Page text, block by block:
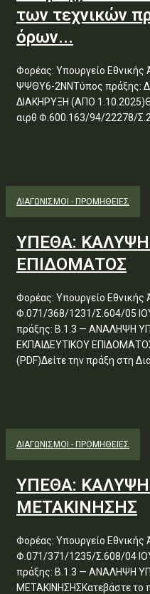
των τεχνικών
όρων...
Φορέας: Υπουργείο
ΨΨΘΥ6-2ΝΝΤύπος πράξης:
ΔΙΑΚΗΡΥΞΗ (ΑΠΟ
αιρθ Φ.600.163/94/22278/
ΔΙΑΓΩΝΙΣΜΟΊ - ΠΡΟΜΉΘΕΙΕΣ
ΥΠΕΘΑ: ΚΑΛΥΨΗ
ΕΠΙΔΟΜΑΤΟΣ
Φορέας: Υπουργείο
Φ.071/368/1231/Σ.604/05
πράξης: Β.1.3 — ΑΝΑΛΗΨΗ
ΕΚΠΑΙΔΕΥΤΙΚΟΥ
(PDF)Δείτε την πράξη στη
ΔΙΑΓΩΝΙΣΜΟΊ - ΠΡΟΜΉΘΕΙΕΣ
ΥΠΕΘΑ:
ΜΕΤΑΚΙΝΗΣΗΣ
Φορέας: Υπουργείο
Φ.071/371/1235/Σ.608/04
πράξης: Β.1.3 — ΑΝΑΛΗΨΗ
ΜΕΤΑΚΙΝΗΣΗΣΚατεβάστε το